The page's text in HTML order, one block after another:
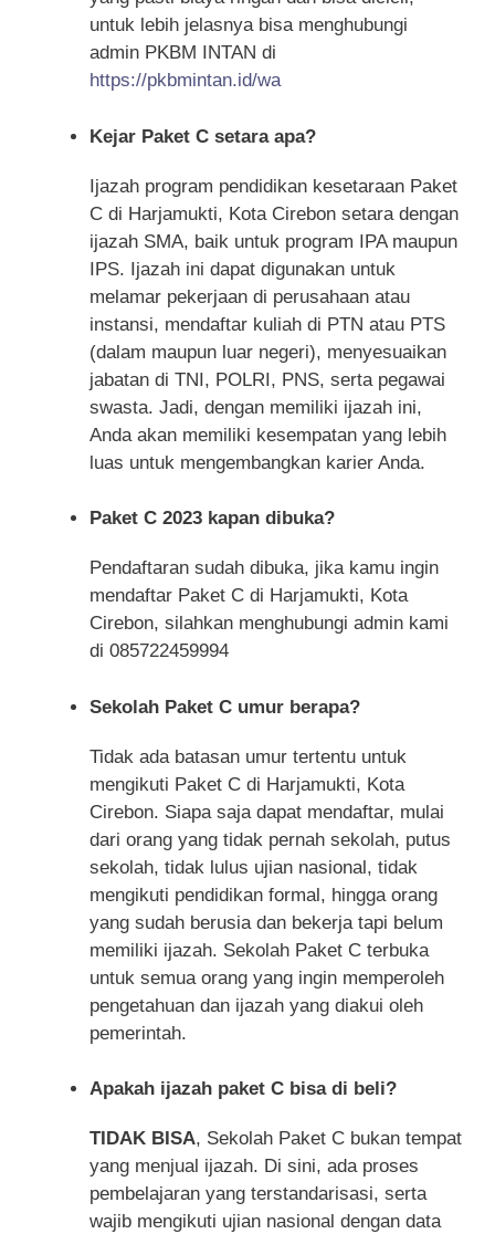
untuk lebih jelasnya bisa menghubungi
admin PKBM INTAN di
https://pkbmintan.id/wa
Kejar Paket C setara apa?
Ijazah program pendidikan kesetaraan Paket
C di Harjamukti, Kota Cirebon setara dengan
ijazah SMA, baik untuk program IPA maupun
IPS. Ijazah ini dapat digunakan untuk
melamar pekerjaan di perusahaan atau
instansi, mendaftar kuliah di PTN atau PTS
(dalam maupun luar negeri), menyesuaikan
jabatan di TNI, POLRI, PNS, serta pegawai
swasta. Jadi, dengan memiliki ijazah ini,
Anda akan memiliki kesempatan yang lebih
luas untuk mengembangkan karier Anda.
Paket C 2023 kapan dibuka?
Pendaftaran sudah dibuka, jika kamu ingin
mendaftar Paket C di Harjamukti, Kota
Cirebon, silahkan menghubungi admin kami
di 085722459994
Sekolah Paket C umur berapa?
Tidak ada batasan umur tertentu untuk
mengikuti Paket C di Harjamukti, Kota
Cirebon. Siapa saja dapat mendaftar, mulai
dari orang yang tidak pernah sekolah, putus
sekolah, tidak lulus ujian nasional, tidak
mengikuti pendidikan formal, hingga orang
yang sudah berusia dan bekerja tapi belum
memiliki ijazah. Sekolah Paket C terbuka
untuk semua orang yang ingin memperoleh
pengetahuan dan ijazah yang diakui oleh
pemerintah.
Apakah ijazah paket C bisa di beli?
TIDAK BISA, Sekolah Paket C bukan tempat
yang menjual ijazah. Di sini, ada proses
pembelajaran yang terstandarisasi, serta
wajib mengikuti ujian nasional dengan data